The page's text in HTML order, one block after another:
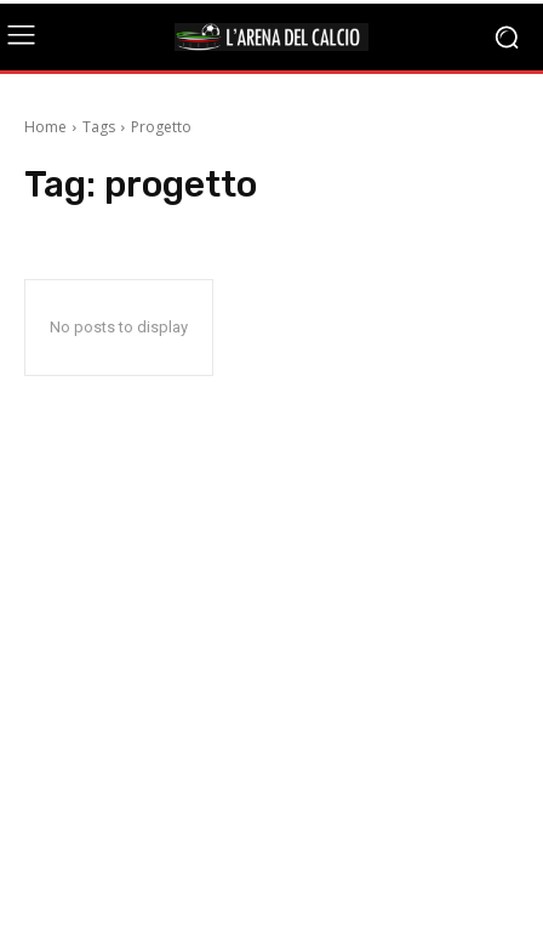
Home Tags Progetto
Tag: progetto
No posts to display